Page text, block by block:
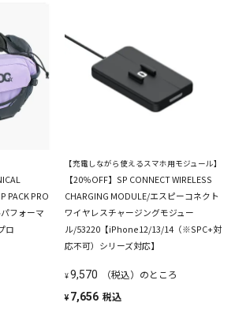
PACK PRO
フォーマ
ロ
【充電しながら使えるスマホ用モジュール】
【20％OFF】SP CONNECT WIRELESS
CHARGING MODULE/エスピーコネクト
ワイヤレスチャージングモジュー
ル/53220【iPhone12/13/14（※SPC+対
応不可）シリーズ対応】
¥9,570 （税込）のところ
¥ 7,656 税込